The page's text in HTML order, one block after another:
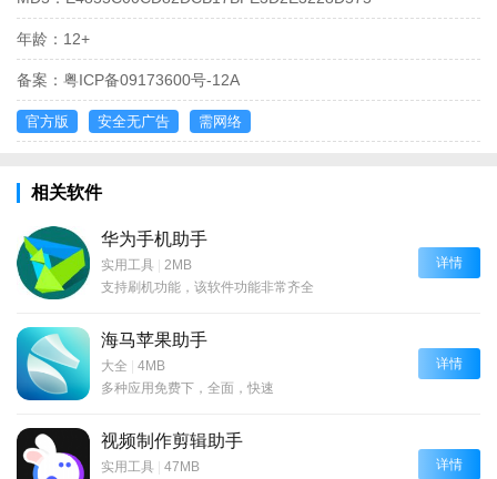
年龄： 12+
备案： 粤ICP备09173600号-12A
官方版 安全无广告 需网络
相关软件
华为手机助手
实用工具 | 2MB
支持刷机功能，该软件功能非常齐全
详情
海马苹果助手
大全 | 4MB
多种应用免费下，全面，快速
详情
视频制作剪辑助手
实用工具 | 47MB
详情